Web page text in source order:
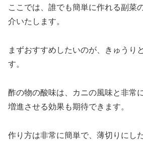
ここでは、誰でも簡単に作れる副菜
介いたします。
まずおすすめしたいのが、きゅうり
す。
酢の物の酸味は、カニの風味と非常
増進させる効果も期待できます。
作り方は非常に簡単で、薄切りにし